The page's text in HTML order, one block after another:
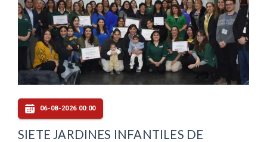
06-08-2026 00:00
SIETE JARDINES INFANTILES DE